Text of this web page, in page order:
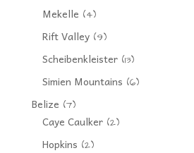
Mekelle (4)
Rift Valley(9)
Scheibenkleister(13)
Simien Mountains (6)
Belize (7)
Caye Caulker(2)
Hopkins (2)